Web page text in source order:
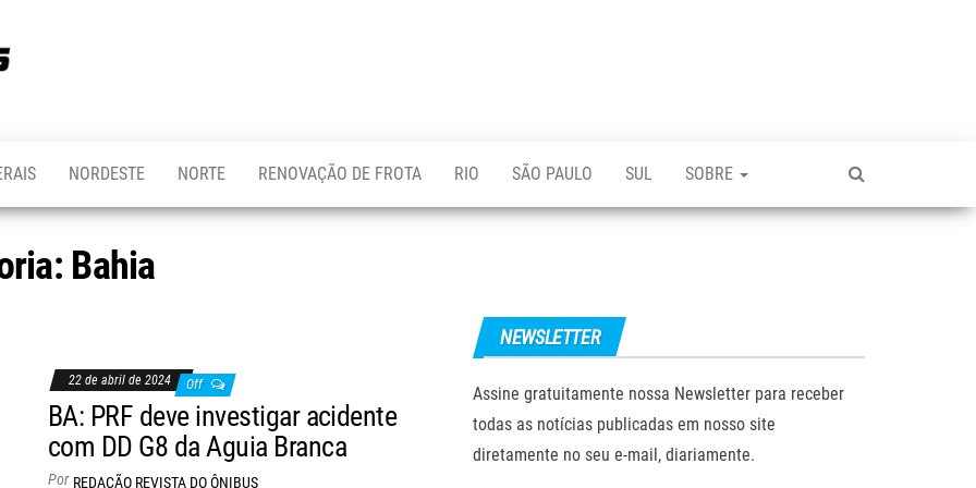
NORDESTE NORTE RENOVAÇÃO DE FROTA RIO SÃO PAULO SUL SOBRE
Bahia
22 de abril de 2024 Off
BA: PRF deve investigar acidente
com DD G8 da Aguia Branca
Por REDAÇÃO REVISTA DO ÔNIBUS
NEWSLETTER
Assine gratuitamente nossa Newsletter para receber
todas as notícias publicadas em nosso site
diretamente no seu e-mail, diariamente.